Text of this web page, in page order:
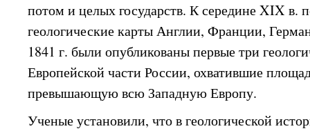
потом и целых государств. К середине XIX в.
геологические карты Англии, Франции,
1841 г. были опубликованы первые три
Европейской части России, охватившие
превышающую всю Западную Европу.
Ученые установили, что в геологической